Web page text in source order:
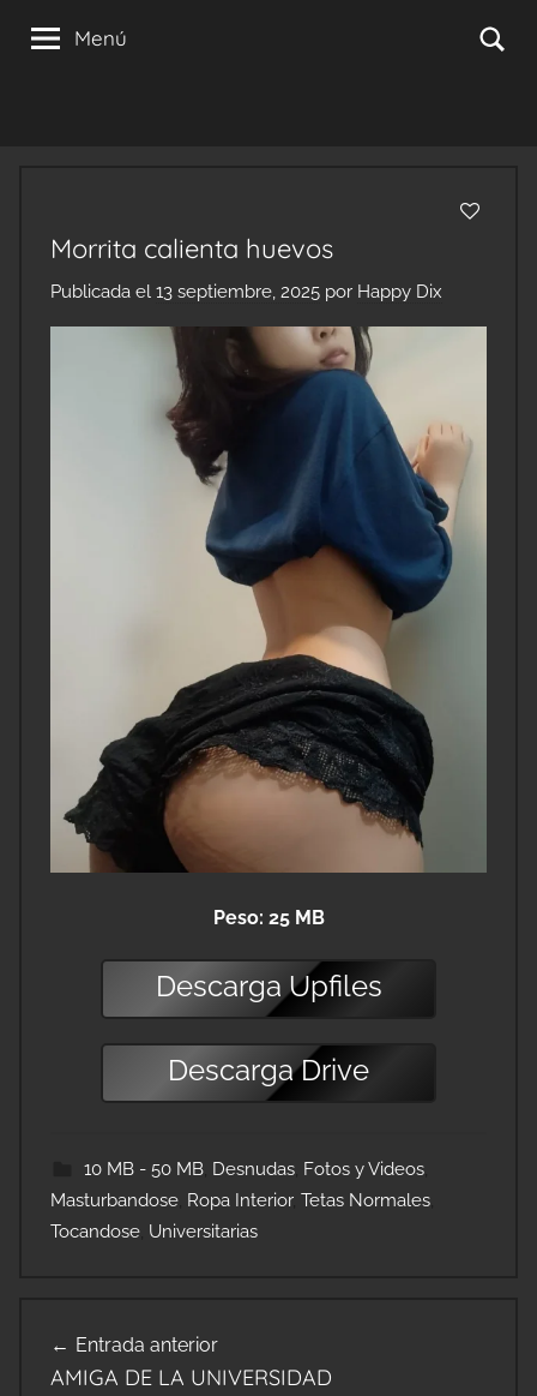
Menú
Morrita calienta huevos
Publicada el 13 septiembre, 2025 por Happy Dix
Peso: 25 MB
DescargaUpfiles
DescargaDrive
10 MB - 50 MB, Desnudas, Fotos y Videos,
Masturbandose Ropa Interior, Tetas Normales
Tocandose Universitarias
de
Entrada anterior
AMIGA DE LA UNIVERSIDAD